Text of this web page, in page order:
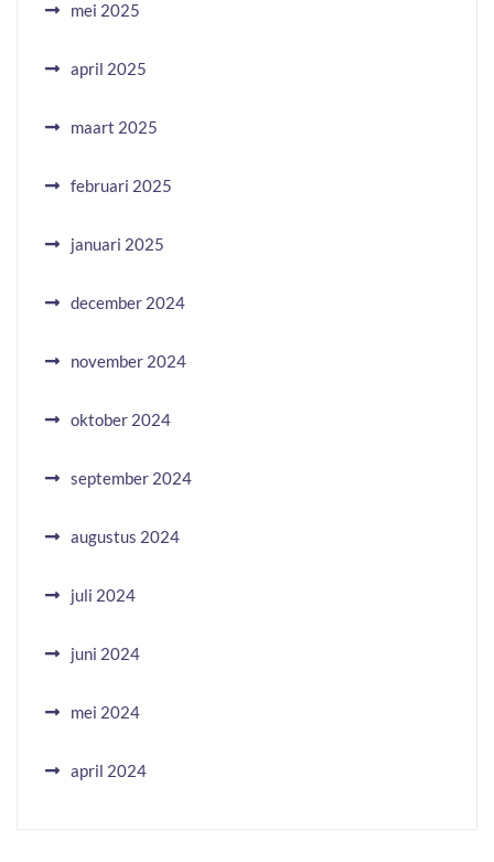
mei 2025
april 2025
maart 2025
februari 2025
januari 2025
december 2024
november 2024
oktober 2024
september 2024
augustus 2024
juli 2024
juni 2024
mei 2024
april 2024